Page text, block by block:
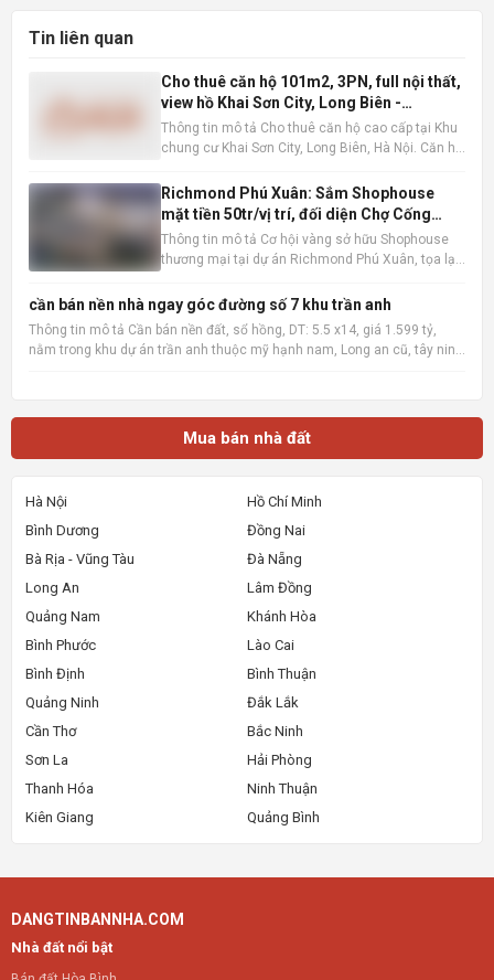
Tin liên quan
Cho thuê căn hộ 101m2, 3PN, full nội thất,
view hồ Khai Sơn City, Long Biên -
16tr/tháng
Thông tin mô tả Cho thuê căn hộ cao cấp tại Khu
chung cư Khai Sơn City, Long Biên, Hà Nội. Căn hộ
đãng ra hồ điều hòa, mang đến không gian sống
trong lành và thư thái. Với diện tích sàn rộng rãi
101m2 ,
Richmond Phú Xuân: Sắm Shophouse
mặt tiền 50tr/vị trí, đối diện Chợ Cống
Mới, Huế
Thông tin mô tả Cơ hội vàng sở hữu Shophouse
thương mại tại dự án Richmond Phú Xuân, tọa lạc
đối diện Chợ Cống Mới, TP Huế. Với mức booking
chỉ từ 50 triệu đồng/vị trí, quý khách hàng sẽ nhận
trọn vẹn nhữn
cần bán nền nhà ngay góc đường số 7 khu trần anh
Thông tin mô tả Cần bán nền đất, sổ hồng, DT: 5.5 x14, giá 1.599 tỷ,
nằm trong khu dự án trần anh thuộc mỹ hạnh nam, Long an cũ, tây ninh
Mua bán nhà đất
Hà Nội
Hồ Chí Minh
Bình Dương
Đồng Nai
Bà Rịa - Vũng Tàu
Đà Nẵng
Long An
Lâm Đồng
Quảng Nam
Khánh Hòa
Bình Phước
Lào Cai
Bình Định
Bình Thuận
Quảng Ninh
Đắk Lắk
Cần Thơ
Bắc Ninh
Sơn La
Hải Phòng
Thanh Hóa
Ninh Thuận
Kiên Giang
Quảng Bình
DANGTINBANNHA.COM
Nhà đất nổi bật